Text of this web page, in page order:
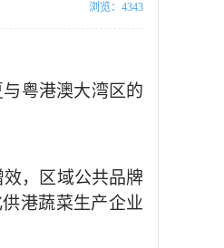
浏览：4343
粤港澳大湾区的
，区域公共品牌
港蔬菜生产企业